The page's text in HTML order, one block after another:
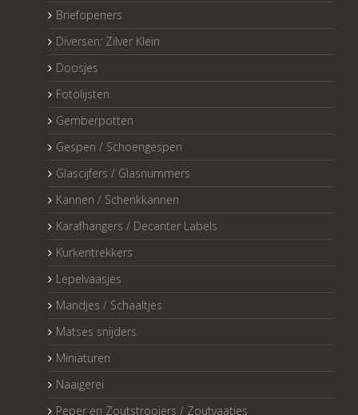
Briefopeners
Diversen: Zilver Klein
Doosjes
Fotolijsten
Gemberpotten
Gespen / Schoengespen
Glascijfers / Glasnummers
Kannen / Schenkkannen
Karafhangers / Decanter Labels
Kurkentrekkers
Lepelvaasjes
Mandjes / Schaaltjes
Matses snijders
Miniaturen
Naaigerei
Peper en Zoutstrooiers / Zoutvaatjes